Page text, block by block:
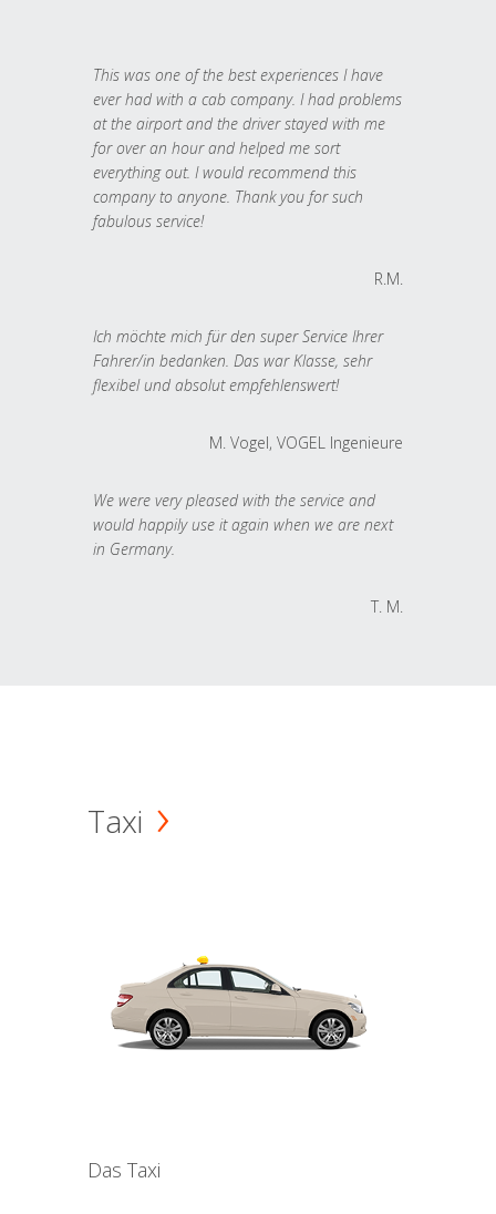
This was one of the best experiences I have
ever had with a cab company. I had problems
at the airport and the driver stayed with me
for over an hour and helped me sort
everything out. I would recommend this
company to anyone. Thank you for such
fabulous service!
R.M.
Ich möchte mich für den super Service Ihrer
Fahrer/in bedanken. Das war Klasse, sehr
flexibel und absolut empfehlenswert!
M. Vogel, VOGEL Ingenieure
We were very pleased with the service and
would happily use it again when we are next
in Germany.
T. M.
Taxi
Das Taxi